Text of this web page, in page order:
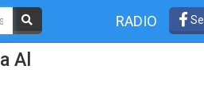
RADIO
Al